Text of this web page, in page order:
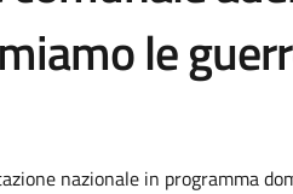
le
nazionale in programma